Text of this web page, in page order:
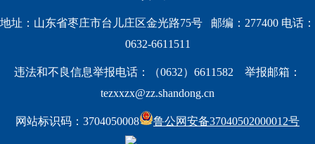
地址：山东省枣庄市台儿庄区金光路75号   邮编：277400 电话：
0632-6611511
违法和不良信息举报电话：（0632）6611582    举报邮箱：
tezxxzx@zz.shandong.cn
网站标识码：3704050008 鲁公网安备37040502000012号